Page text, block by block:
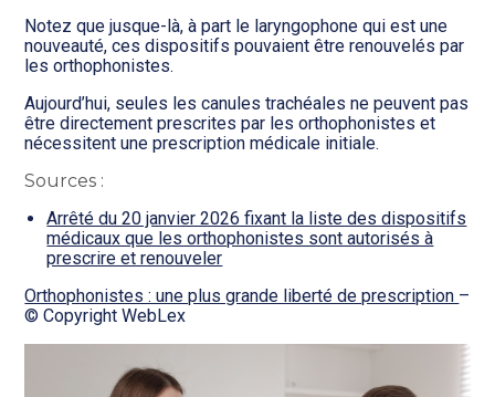
Notez que jusque-là, à part le laryngophone qui est une
nouveauté, ces dispositifs pouvaient être renouvelés par
les orthophonistes.
Aujourd’hui, seules les canules trachéales ne peuvent pas
être directement prescrites par les orthophonistes et
nécessitent une prescription médicale initiale.
Sources :
Arrêté du 20 janvier 2026 fixant la liste des dispositifs
médicaux que les orthophonistes sont autorisés à
prescrire et renouveler
Orthophonistes : une plus grande liberté de prescription –
© Copyright WebLex